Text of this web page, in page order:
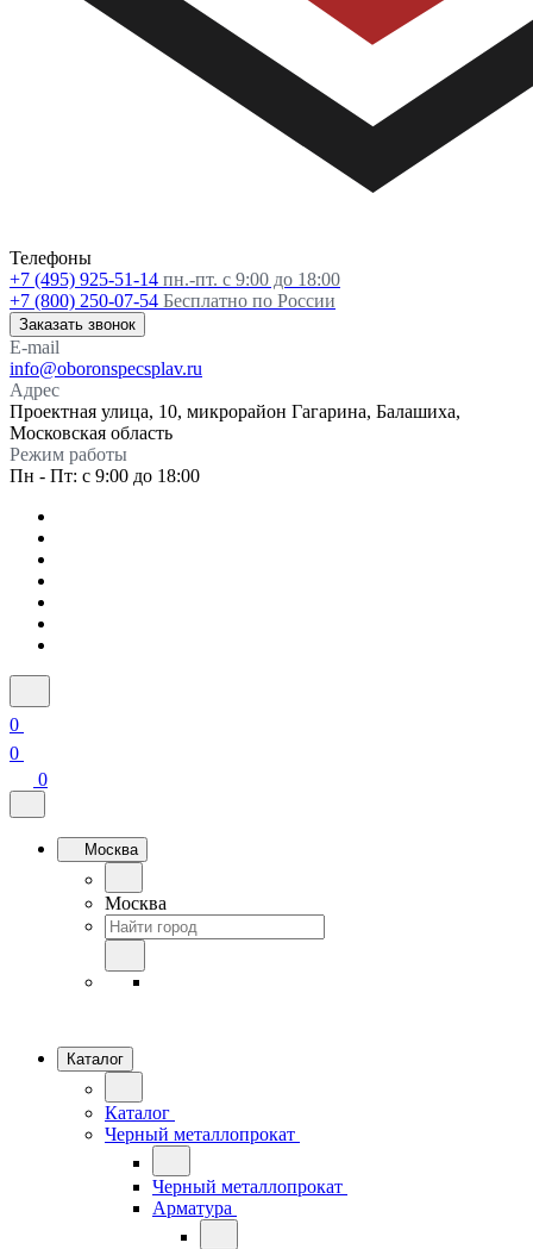
Телефоны
+7 (495) 925-51-14 пн.-пт. с 9:00 до 18:00
+7 (800) 250-07-54 Бесплатно по России
Заказать звонок
E-mail
info@oboronspecsplav.ru
Адрес
Проектная улица, 10, микрорайон Гагарина, Балашиха,
Московская область
Режим работы
Пн - Пт: с 9:00 до 18:00
0
0
0
Москва
Москва
Каталог
Каталог
Черный металлопрокат
Черный металлопрокат
Арматура